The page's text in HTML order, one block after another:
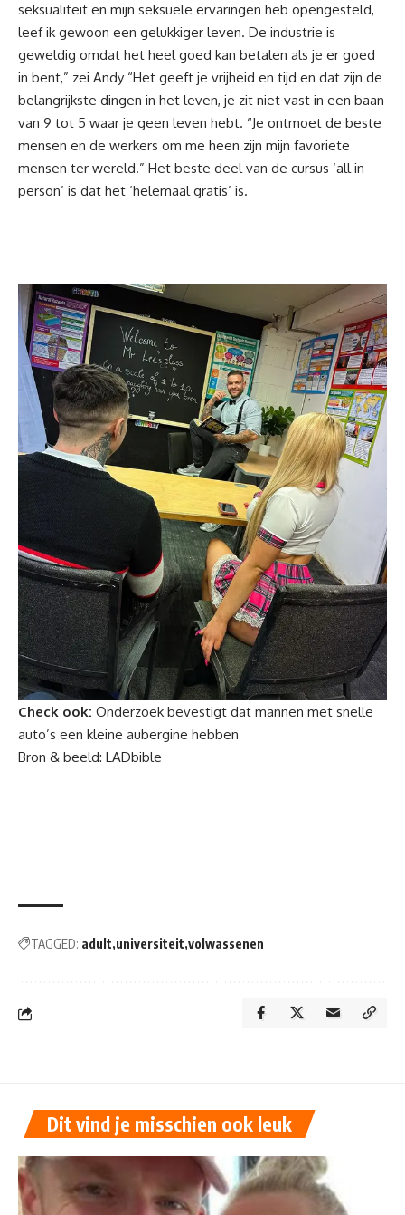
seksualiteit en mijn seksuele ervaringen heb opengesteld,
leef ik gewoon een gelukkiger leven. De industrie is
geweldig omdat het heel goed kan betalen als je er goed
in bent,” zei Andy “Het geeft je vrijheid en tijd en dat zijn de
belangrijkste dingen in het leven, je zit niet vast in een baan
van 9 tot 5 waar je geen leven hebt. “Je ontmoet de beste
mensen en de werkers om me heen zijn mijn favoriete
mensen ter wereld.” Het beste deel van de cursus ‘all in
person’ is dat het ‘helemaal gratis’ is.
Check ook: Onderzoek bevestigt dat mannen met snelle
auto’s een kleine aubergine hebben
Bron & beeld: LADbible
TAGGED: adult universiteit volwassenen
Dit vind je misschien ook leuk